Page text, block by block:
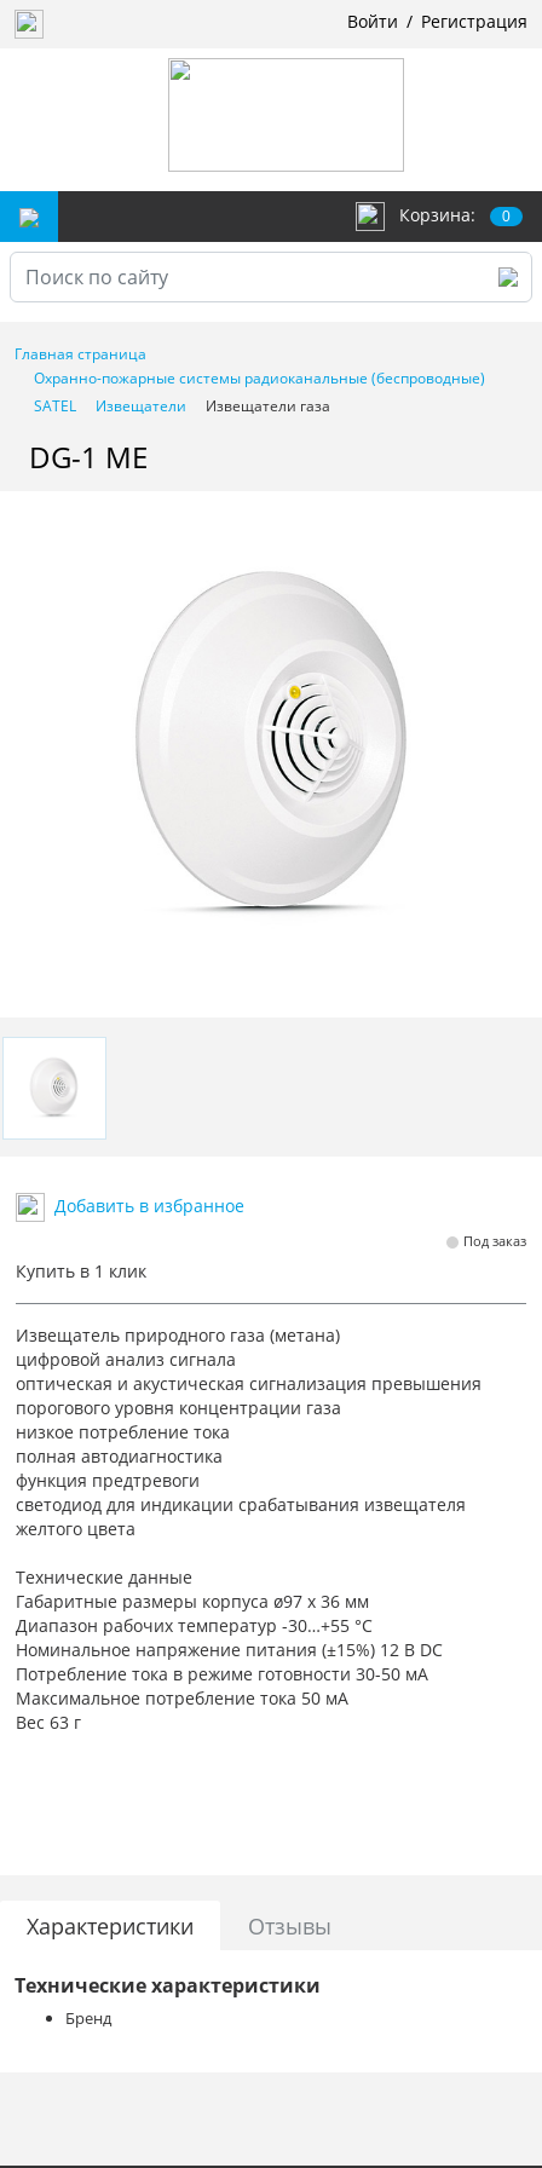
Войти / Регистрация
Корзина: 0
Главная страница
Охранно-пожарные системы радиоканальные (беспроводные)
SATEL
Извещатели Извещатели газа
DG-1 ME
Добавить в избранное
Под заказ
Купить в 1 клик
Извещатель природного газа (метана)
цифровой анализ сигнала
оптическая и акустическая сигнализация превышения
порогового уровня концентрации газа
низкое потребление тока
полная автодиагностика
функция предтревоги
светодиод для индикации срабатывания извещателя
желтого цвета
Технические данные
Габаритные размеры корпуса ø97 x 36 мм
Диапазон рабочих температур -30…+55 °C
Номинальное напряжение питания (±15%) 12 В DC
Потребление тока в режиме готовности 30-50 мА
Максимальное потребление тока 50 мА
Вес 63 г
Характеристики Отзывы
Технические характеристики
Бренд